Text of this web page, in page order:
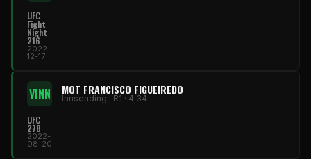
UFC
Fight
Night
216
2022-
12-17
VINN MOT FRANCISCO FIGUEIREDO
Innsending · R1 · 4:34
UFC
278
2022-
08-20